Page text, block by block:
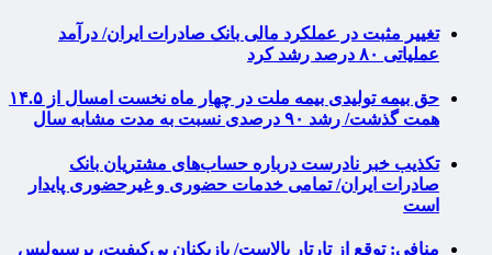
تغییر مثبت در عملکرد مالی بانک صادرات ایران/ درآمد
عملیاتی ۸۰ درصد رشد کرد
حق بیمه تولیدی بیمه ملت در چهار ماه نخست امسال از ۱۴.۵
همت گذشت/ رشد ۹۰ درصدی نسبت به مدت مشابه سال
تکذیب خبر نادرست درباره حساب‌های مشتریان بانک
صادرات ایران/ تمامی خدمات حضوری و غیرحضوری پایدار
است
منافی: توقع از تارتار بالاست/ بازیکنان بی‌کیفیت، پرسپولیس